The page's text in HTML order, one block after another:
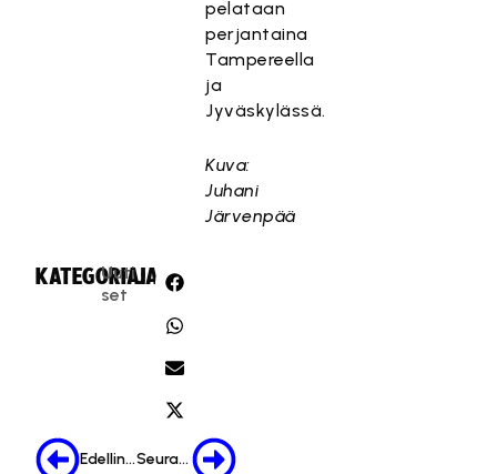
pelataan
perjantaina
Tampereella
ja
Jyväskylässä.
Kuva:
Juhani
Järvenpää
KATEGORIA:
Uuti
set
JAA:
Edellinen Seuraava